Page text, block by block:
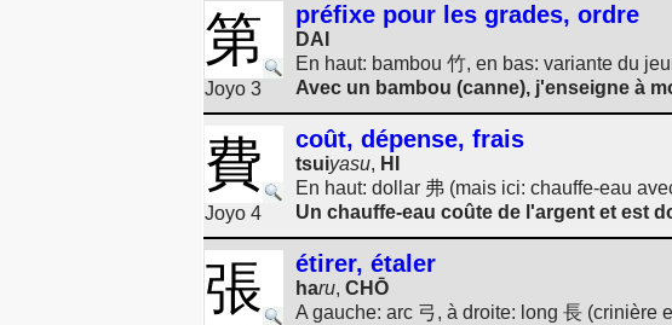
第
Joyo 3
préfixe pour les grades, ordre
DAI
En haut: bambou 竹, en bas: variante du
Avec un bambou (canne), j'enseigne à
費
Joyo 4
coût, dépense, frais
tsuiyasu, HI
En haut: dollar 弗 (mais ici: chauffe-eau
Un chauffe-eau coûte de l'argent et est
張 étirer, étaler
haru, CHŌ
A gauche: arc 弓, à droite: long 長 (crinière